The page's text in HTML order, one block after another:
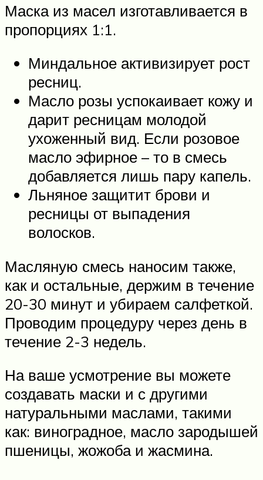
Маска из масел изготавливается в
пропорциях 1:1.
Миндальное активизирует рост
ресниц.
Масло розы успокаивает кожу и
дарит ресницам молодой
ухоженный вид. Если розовое
масло эфирное – то в смесь
добавляется лишь пару капель.
Льняное защитит брови и
ресницы от выпадения
волосков.
Масляную смесь наносим также,
как и остальные, держим в течение
20-30 минут и убираем салфеткой.
Проводим процедуру через день в
течение 2-3 недель.
На ваше усмотрение вы можете
создавать маски и с другими
натуральными маслами, такими
как: виноградное, масло зародышей
пшеницы, жожоба и жасмина.